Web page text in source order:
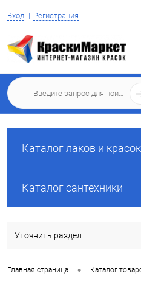
Вход Регистрация
Каталог лаков и красок
Каталог сантехники
Уточнить раздел
Главная страница • Каталог